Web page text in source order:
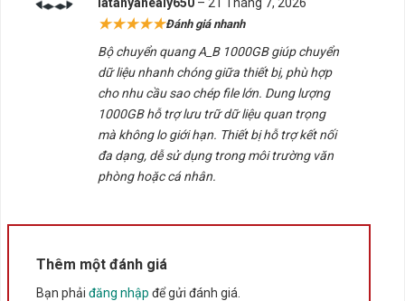
hạng5
5
sao
★★★★★Đánh giá nhanh
Bộ chuyển quang A_B 1000GB giúp chuyển
dữ liệu nhanh chóng giữa thiết bị, phù hợp
cho nhu cầu sao chép file lớn. Dung lượng
1000GB hỗ trợ lưu trữ dữ liệu quan trọng
mà không lo giới hạn. Thiết bị hỗ trợ kết nối
đa dạng, dễ sử dụng trong môi trường văn
phòng hoặc cá nhân.
Thêm một đánh giá
Bạn phải đăng nhập để gửi đánh giá.